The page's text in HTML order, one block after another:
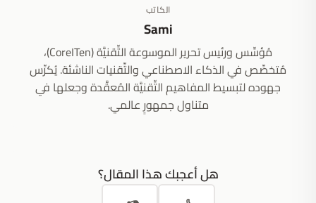
الكاتب
Sami
مُؤسِّس ورئيس تحرير الموسوعة التِّقنيَّة (CoreITen)،
مُتخصِّص في الذكاء الاصطناعي والتِّقنيات الناشئة. يُكرِّس
جهوده لتبسيط المفاهيم التِّقنيَّة المُعقَّدة وجعلها في
متناول جمهورٍ عالمي.
هل أعجبك هذا المقال؟